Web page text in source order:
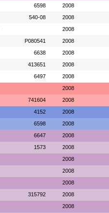
6598 2008
540-08 2008
2008
P080541 2008
6638 2008
413651 2008
6497 2008
2008
741604 2008
4152 2008
6598 2008
6647 2008
1573 2008
2008
2008
2008
315792 2008
2008